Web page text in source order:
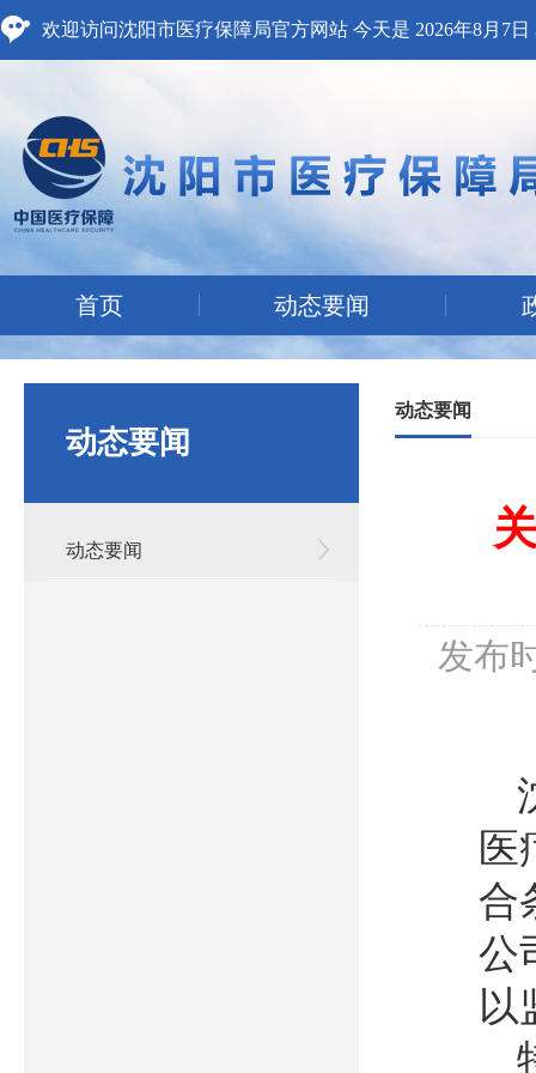
欢迎访问沈阳市医疗保障局官方网站 今天是 2026年8月7
首页 动态要闻
动态要闻
动态要闻
动态要闻
发布
医
合
公
以